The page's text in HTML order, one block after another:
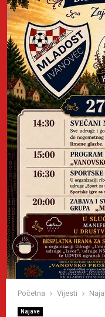
Početna Vijesti
Najave